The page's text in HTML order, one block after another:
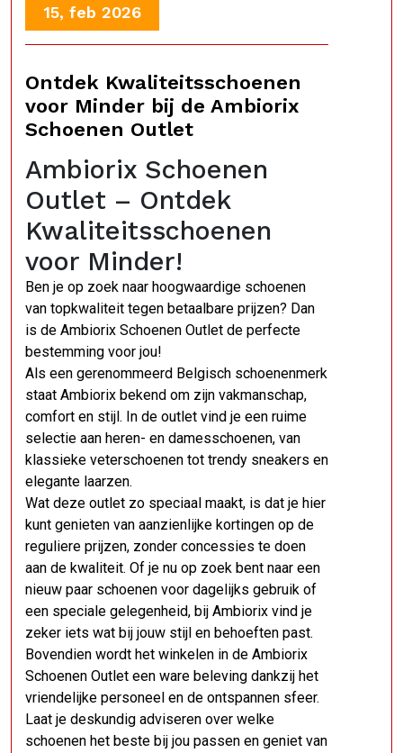
15, feb 2026
Ontdek Kwaliteitsschoenen
voor Minder bij de Ambiorix
Schoenen Outlet
Ambiorix Schoenen
Outlet – Ontdek
Kwaliteitsschoenen
voor Minder!
Ben je op zoek naar hoogwaardige schoenen
van topkwaliteit tegen betaalbare prijzen? Dan
is de Ambiorix Schoenen Outlet de perfecte
bestemming voor jou!
Als een gerenommeerd Belgisch schoenenmerk
staat Ambiorix bekend om zijn vakmanschap,
comfort en stijl. In de outlet vind je een ruime
selectie aan heren- en damesschoenen, van
klassieke veterschoenen tot trendy sneakers en
elegante laarzen.
Wat deze outlet zo speciaal maakt, is dat je hier
kunt genieten van aanzienlijke kortingen op de
reguliere prijzen, zonder concessies te doen
aan de kwaliteit. Of je nu op zoek bent naar een
nieuw paar schoenen voor dagelijks gebruik of
een speciale gelegenheid, bij Ambiorix vind je
zeker iets wat bij jouw stijl en behoeften past.
Bovendien wordt het winkelen in de Ambiorix
Schoenen Outlet een ware beleving dankzij het
vriendelijke personeel en de ontspannen sfeer.
Laat je deskundig adviseren over welke
schoenen het beste bij jou passen en geniet van